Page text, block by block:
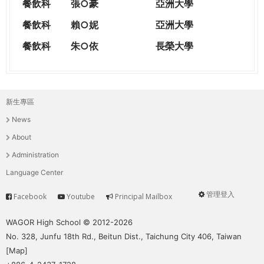
餐飲科 張○豪
亞洲大學
餐飲科
賴○妮
亞洲大學
餐飲科
朱○依 長榮大學
主
選
單
新生專區
News
About
Administration
Language Center
User
管理登入
Service
Facebook Youtube Principal Mailbox
WAGOR High School © 2012-2026
No. 328, Junfu 18th Rd., Beitun Dist., Taichung City 406, Taiwan
[Map]